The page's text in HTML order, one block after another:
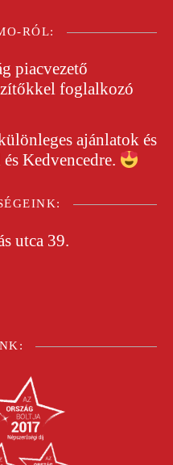
RÓL:
piacvezető
foglalkozó
ajánlatok és
Kedvencedre.
utca 39.